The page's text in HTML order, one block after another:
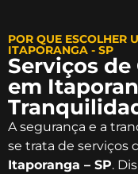
POR QUE ESCOLHER
ITAPORANGA - SP
Serviços de
em
A segurança e a
se trata de serviços
Itaporanga – SP.